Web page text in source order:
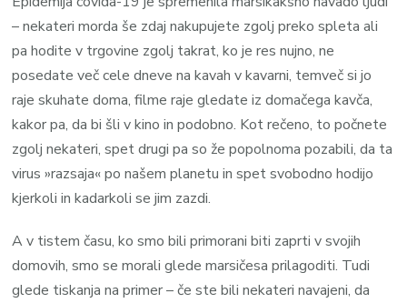
– nekateri morda še zdaj nakupujete zgolj preko spleta ali
pa hodite v trgovine zgolj takrat, ko je res nujno, ne
posedate več cele dneve na kavah v kavarni, temveč si jo
raje skuhate doma, filme raje gledate iz domačega kavča,
kakor pa, da bi šli v kino in podobno. Kot rečeno, to počnete
zgolj nekateri, spet drugi pa so že popolnoma pozabili, da ta
virus »razsaja« po našem planetu in spet svobodno hodijo
kjerkoli in kadarkoli se jim zazdi.
A v tistem času, ko smo bili primorani biti zaprti v svojih
domovih, smo se morali glede marsičesa prilagoditi. Tudi
glede tiskanja na primer – če ste bili nekateri navajeni, da